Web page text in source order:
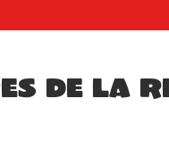
de la